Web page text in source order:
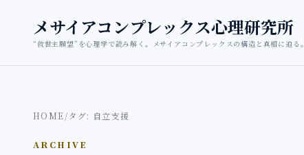
メサイアコンプレックス心理研究所
“救世主願望”を心理学で読み解く。メサイアコンプレックスの構造と真相に迫る。
HOME/タグ: 自立支援
ARCHIVE